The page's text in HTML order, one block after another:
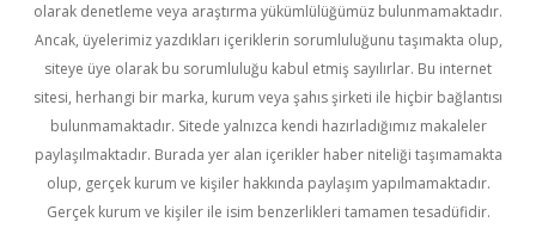
olarak denetleme veya araştırma yükümlülüğümüz bulunmamaktadır.
Ancak, üyelerimiz yazdıkları içeriklerin sorumluluğunu taşımakta olup,
siteye üye olarak bu sorumluluğu kabul etmiş sayılırlar. Bu internet
sitesi, herhangi bir marka, kurum veya şahıs şirketi ile hiçbir bağlantısı
bulunmamaktadır. Sitede yalnızca kendi hazırladığımız makaleler
paylaşılmaktadır. Burada yer alan içerikler haber niteliği taşımamakta
olup, gerçek kurum ve kişiler hakkında paylaşım yapılmamaktadır.
Gerçek kurum ve kişiler ile isim benzerlikleri tamamen tesadüfidir.